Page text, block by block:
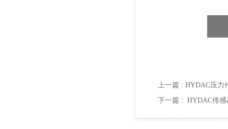
上一篇 : HYDAC压力
下一篇 : HYDAC传感